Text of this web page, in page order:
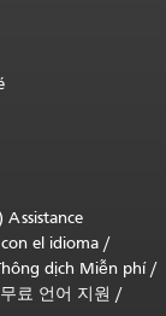
Assistance
el idioma /
dịch Miễn phí/
무료 언어 지원 /